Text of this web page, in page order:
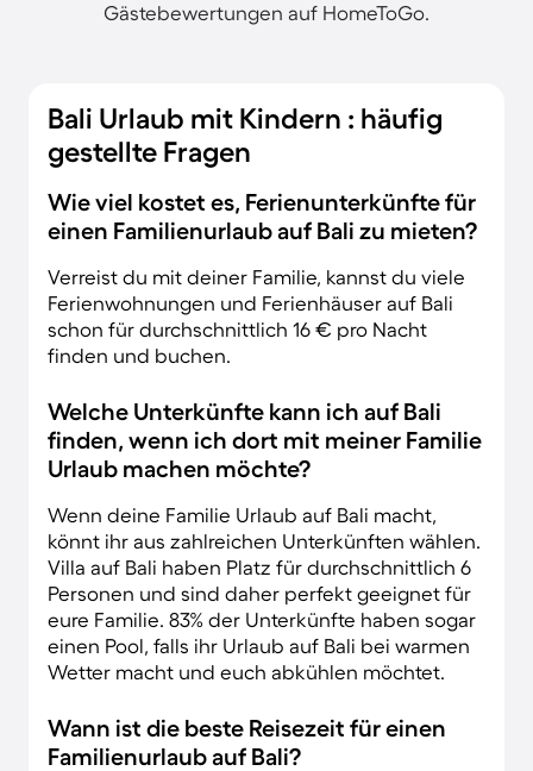
Gästebewertungen auf HomeToGo.
Bali Urlaub mit Kindern : häufig
gestellte Fragen
Wie viel kostet es, Ferienunterkünfte für
einen Familienurlaub auf Bali zu mieten?
Verreist du mit deiner Familie, kannst du viele
Ferienwohnungen und Ferienhäuser auf Bali
schon für durchschnittlich 16 € pro Nacht
finden und buchen.
Welche Unterkünfte kann ich auf Bali
finden, wenn ich dort mit meiner Familie
Urlaub machen möchte?
Wenn deine Familie Urlaub auf Bali macht,
könnt ihr aus zahlreichen Unterkünften wählen.
Villa auf Bali haben Platz für durchschnittlich 6
Personen und sind daher perfekt geeignet für
eure Familie. 83% der Unterkünfte haben sogar
einen Pool, falls ihr Urlaub auf Bali bei warmen
Wetter macht und euch abkühlen möchtet.
Wann ist die beste Reisezeit für einen
Familienurlaub auf Bali?